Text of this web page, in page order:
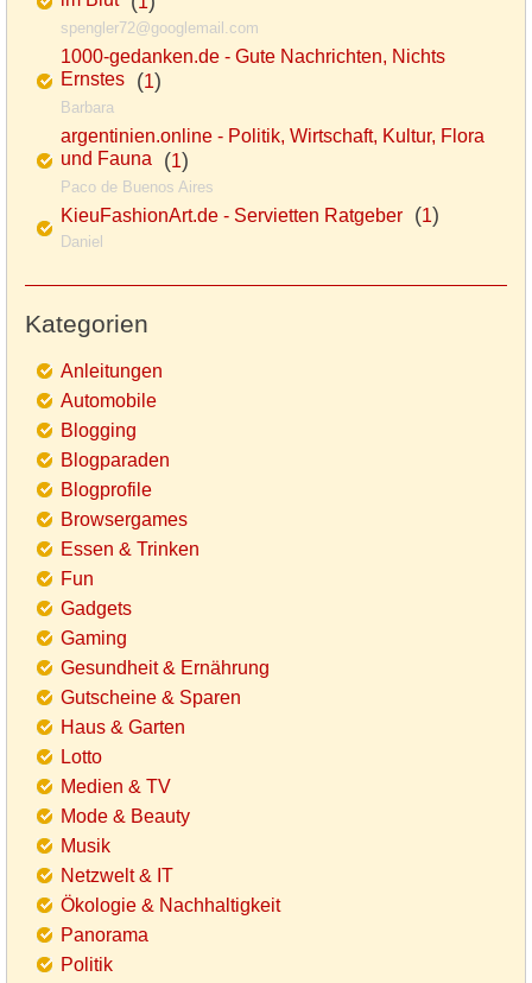
spengler72@googlemail.com
1000-gedanken.de - Gute Nachrichten, Nichts
Ernstes (1)
Barbara
argentinien.online - Politik, Wirtschaft, Kultur, Flora
und Fauna (1)
Paco de Buenos Aires
KieuFashionArt.de - Servietten Ratgeber (1)
Daniel
Kategorien
Anleitungen
Automobile
Blogging
Blogparaden
Blogprofile
Browsergames
Essen & Trinken
Fun
Gadgets
Gaming
Gesundheit & Ernährung
Gutscheine & Sparen
Haus & Garten
Lotto
Medien & TV
Mode & Beauty
Musik
Netzwelt & IT
Ökologie & Nachhaltigkeit
Panorama
Politik